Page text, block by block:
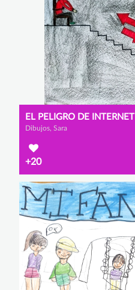
EL PELIGRO DE INTERNET
Dibujos, Sara
+20